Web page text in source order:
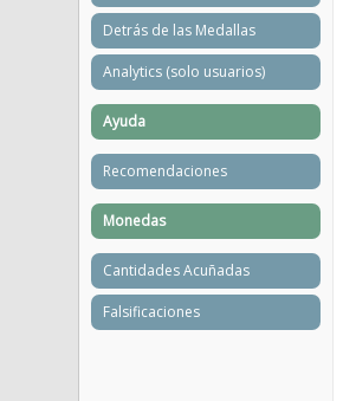
Detrás de las Medallas
Analytics (solo usuarios)
Ayuda
Recomendaciones
Monedas
Cantidades Acuñadas
Falsificaciones